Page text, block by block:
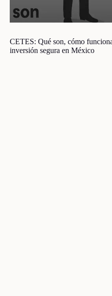
CETES: Qué son, cómo
inversión segura en México